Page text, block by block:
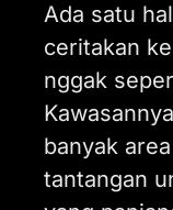
Ada satu
ceritakan
nggak
banyak
tantangan